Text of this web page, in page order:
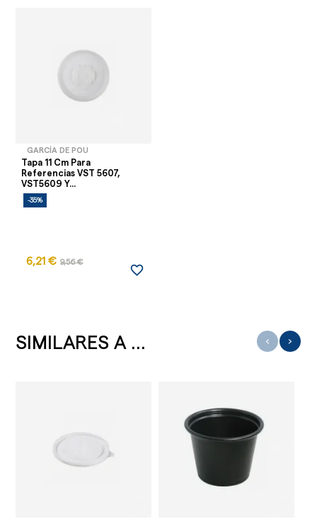
GARCÍA DE POU
Tapa 11 Cm Para
Referencias VST 5607,
VST5609 Y...
-35%
6,21 € 9,56 €
favorite_border
SIMILARES A ... ‹ ›